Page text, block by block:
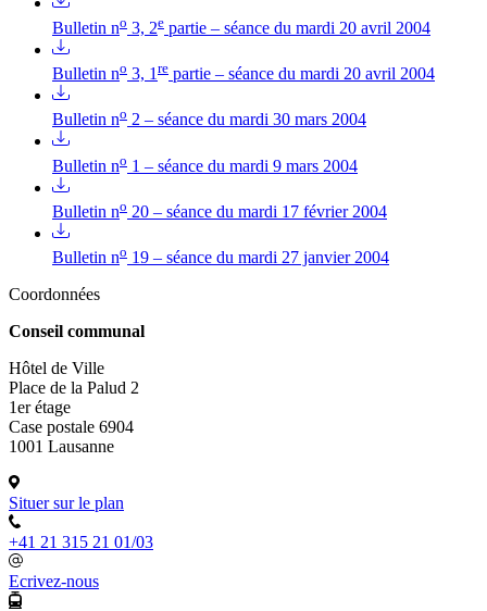
Bulletin no 3, 2e partie – séance du mardi 20 avril 2004
Bulletin no 3, 1 re partie – séance du mardi 20 avril 2004
Bulletin no 2 – séance du mardi 30 mars 2004
Bulletin no 1 – séance du mardi 9 mars 2004
Bulletin no 20 – séance du mardi 17 février 2004
Bulletin no 19 – séance du mardi 27 janvier 2004
Coordonnées
Conseil communal
Hôtel de Ville
Place de la Palud 2
1er étage
Case postale 6904
1001 Lausanne
Situer sur le plan
+41 21 315 21 01/03
Ecrivez-nous